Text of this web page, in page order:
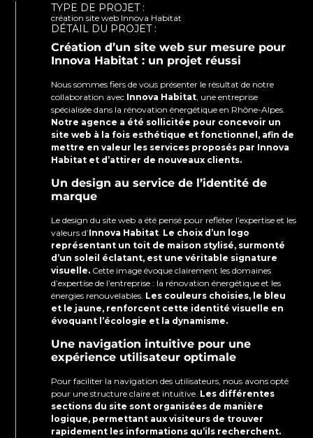
TYPE DE PROJET :
création site web Innova Habitat
DÉTAIL DU PROJET :
Création d’un site web sur mesure pour
Innova Habitat : un projet réussi
Nous sommes fiers de vous présenter le résultat de notre
collaboration avec Innova Habitat , une entreprise
spécialisée dans la rénovation énergétique en Rhône-Alpes.
Notre agence a été sollicitée pour concevoir un
site web à la fois esthétique et fonctionnel, afin de
mettre en valeur les services proposés par Innova
Habitat et d’attirer de nouveaux clients.
Un design au service de l’identité de
marque
Le design du site web a été pensé pour refléter l’expertise et les
valeurs d’Innova Habitat. Le choix d’un logo
représentant un toit de maison stylisé, surmonté
d’un soleil éclatant, est une véritable signature
visuelle. Cette image évoque clairement les domaines
d’expertise de l’entreprise : la rénovation énergétique et les
énergies renouvelables. Les couleurs choisies, le bleu
et le jaune, renforcent cette identité visuelle en
évoquant l’écologie et la dynamisme.
Une navigation intuitive pour une
expérience utilisateur optimale
Pour faciliter la navigation des utilisateurs, nous avons opté
pour une structure claire et intuitive. Les différentes
sections du site sont organisées de manière
logique, permettant aux visiteurs de trouver
rapidement les informations qu’ils recherchent.